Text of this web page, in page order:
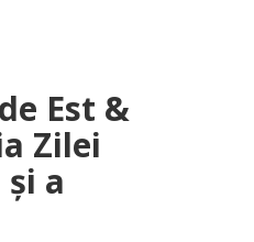
Est &
Zilei
a